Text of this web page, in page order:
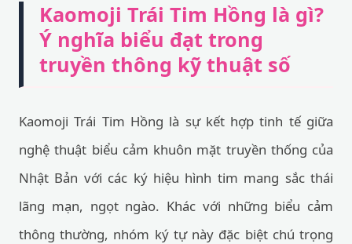
Kaomoji Trái Tim Hồng là gì?
Ý nghĩa biểu đạt trong
truyền thông kỹ thuật số
Kaomoji Trái Tim Hồng là sự kết hợp tinh tế giữa
nghệ thuật biểu cảm khuôn mặt truyền thống của
Nhật Bản với các ký hiệu hình tim mang sắc thái
lãng mạn, ngọt ngào. Khác với những biểu cảm
thông thường, nhóm ký tự này đặc biệt chú trọng